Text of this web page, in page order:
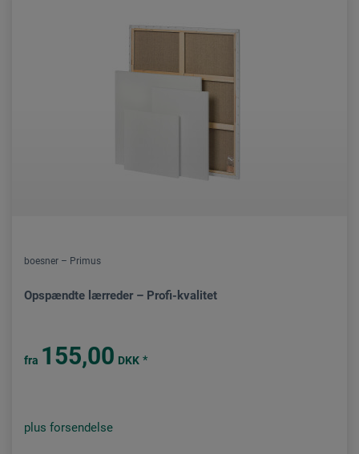
boesner – Primus
Opspændte lærreder – Profi-kvalitet
fra 155,00 DKK *
plus forsendelse